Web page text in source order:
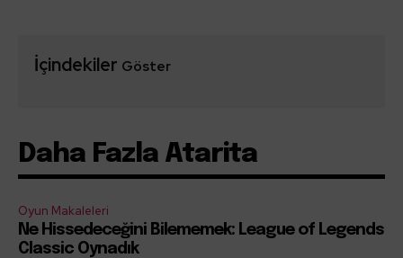
İçindekiler Göster
Daha Fazla Atarita
Oyun Makaleleri
Ne Hissedeceğini Bilememek: League of Legends
Classic Oynadık